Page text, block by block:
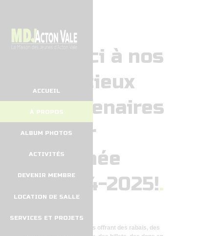
ACCUEIL
À PROPOS
ALBUM PHOTOS
ACTIVITÉS
DEVENIR MEMBRE
LOCATION DE SALLE
SERVICES ET PROJETS
Merci à nos
précieux
partenaires
pour
l’année
2024-2025!
Que ce soit en nous offrant des rabais, des